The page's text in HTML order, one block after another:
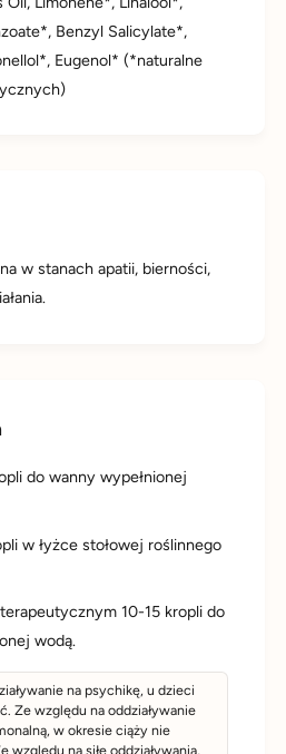
Benzyl Salicylate*,
Eugenol* (*naturalne
w stanach apatii, bierności,
do wanny wypełnionej
w łyżce stołowej roślinnego
10-15 kropli do
wodą.
na psychikę, u dzieci
Ze względu na oddziaływanie
w okresie ciąży nie
względu na siłę oddziaływania,